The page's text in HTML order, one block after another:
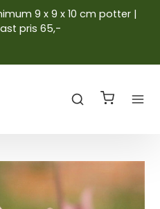
9 x 9 x 10 cm potter |
pris 65,-